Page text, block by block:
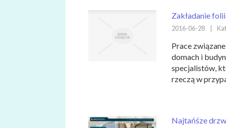
Zakładanie
2016-06-28
Prace
domach i
specjalistów,
rzeczą w
Najtańśze